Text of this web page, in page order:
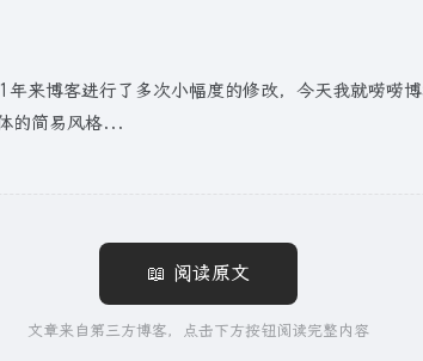
来博客进行了多次小幅度的修改，今天我就唠唠
的简易风格...
📖 阅读原文
文章来自第三方博客，点击下方按钮阅读完整内容